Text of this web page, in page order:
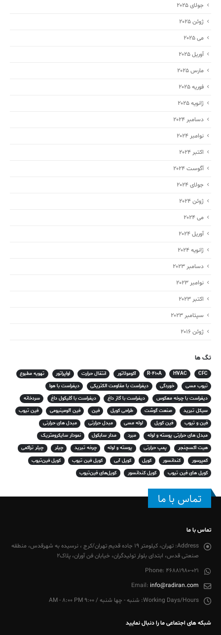
جولای 2025
ژوئن 2025
می 2025
آوریل 2025
مارس 2025
فوریه 2025
ژانویه 2025
دسامبر 2024
نوامبر 2024
اکتبر 2024
آگوست 2024
جولای 2024
ژوئن 2024
می 2024
آوریل 2024
ژانویه 2024
دسامبر 2023
نوامبر 2023
اکتبر 2023
سپتامبر 2023
ژوئن 2016
تگ ها
CFC
HVAC
R-410A آکومولاتور انتقال حرارت اواپراتور
تهویه مطبوع
تیوب مسی
خوردگی دیفراست با مقاومت الکتریکی
دیفراست با هوا
دیفراست با چرخه معکوس
دیفراست با گاز داغ دیفراست با گلیکول داغ
سردخانه
سیکل تبرید
صنعت گوشت طراحی کویل فین فین آلومینیومی
فین تیوب
فین و تیوب
فین کویل لوله مسی مبدل حرارتی
مبدل های حرارتی
مبدل های حرارتی پوسته و لوله
مبرد مدار سابکول
نمودار سایکرومتریک
هیت اکسچنجر
پمپ حرارتی پوسته و لوله چرخه تبرید چیلر
چیلر تراکمی
کمپرسور
کندانسور کویل کویل آبی کویل فین تیوب
کویل فین‌تیوب
کویل های فین تیوب
کویل کندانسور کویل‌های فین‌تیوب
تماس با ما
تماس با ما
Address:
تهران، کیلومتر 19 جاده قدیم تهران/کرج ، نرسیده به شهرقدس، منطقه
صنعتی قدس، ابتدای بلوار تولیدگران، خیابان فن آوران، پلاک2
Phone: 46881980-021
Email: info@radiran.com
Working Days/Hours: شنبه - چها شنبه / 9:00 AM - 8:00 PM
شبکه های اجتماعی ما را دنبال نمایید